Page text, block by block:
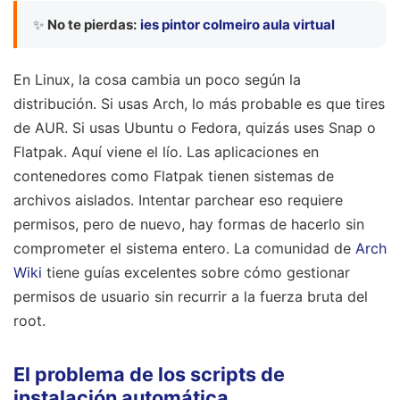
✨ No te pierdas: ies pintor colmeiro aula virtual
En Linux, la cosa cambia un poco según la
distribución. Si usas Arch, lo más probable es que tires
de AUR. Si usas Ubuntu o Fedora, quizás uses Snap o
Flatpak. Aquí viene el lío. Las aplicaciones en
contenedores como Flatpak tienen sistemas de
archivos aislados. Intentar parchear eso requiere
permisos, pero de nuevo, hay formas de hacerlo sin
comprometer el sistema entero. La comunidad de Arch
Wiki tiene guías excelentes sobre cómo gestionar
permisos de usuario sin recurrir a la fuerza bruta del
root.
El problema de los scripts de